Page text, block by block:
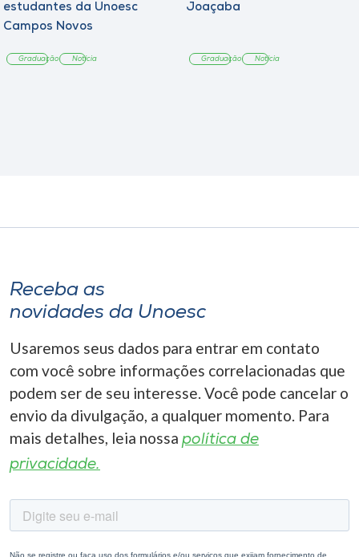
estudantes da Unoesc
Campos Novos
Graduação Notícia
Joaçaba
Graduação Notícia
Receba as
novidades da Unoesc
Usaremos seus dados para entrar em contato
com você sobre informações correlacionadas que
podem ser de seu interesse. Você pode cancelar o
envio da divulgação, a qualquer momento. Para
mais detalhes, leia nossa política de
privacidade.